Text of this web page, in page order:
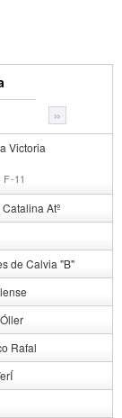
»
Victoria
11
Atº
de Calvia "B"
Rafal